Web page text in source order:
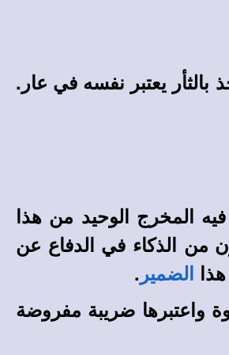
بالثأر يعتبر نفسه في عار.
المخرج الوحيد من هذا
من الذكاء في الدفاع عن
الضمير .
واعتبرها ضريبة مفروضة